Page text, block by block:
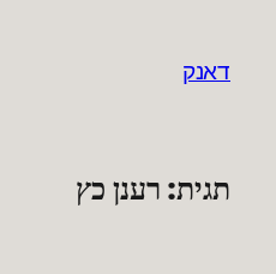
דאנק
תגית:רענן כץ